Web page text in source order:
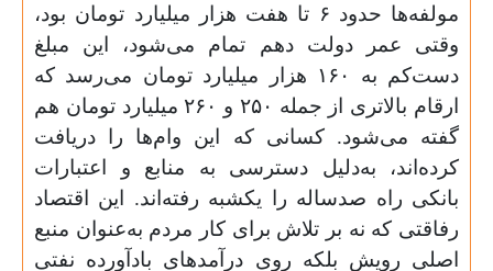
مولفه‌ها حدود ۶ تا هفت هزار میلیارد تومان بود،
وقتی عمر دولت دهم تمام می‌شود، این مبلغ
دست‌کم به ۱۶۰ هزار میلیارد تومان می‌رسد که
ارقام بالاتری از جمله ۲۵۰ و ۲۶۰ میلیارد تومان هم
گفته می‌شود. کسانی که این وام‌ها را دریافت
کرده‌اند، به‌دلیل دسترسی به منابع و اعتبارات
بانکی راه صدساله را یکشبه رفته‌اند. این اقتصاد
رفاقتی که نه بر تلاش برای کار مردم به‌عنوان منبع
اصلی رویش بلکه روی درآمدهای باد‌آورده نفتی